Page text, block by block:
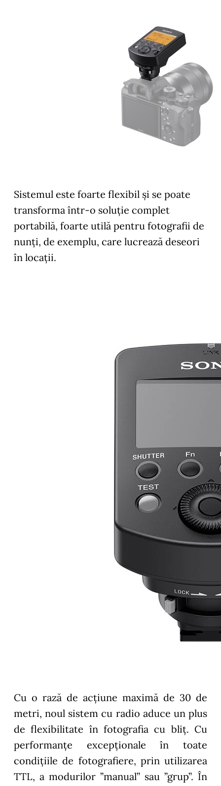
Sistemul este foarte flexibil și se poate
transforma într-o soluție complet
portabilă, foarte utilă pentru fotografii de
nunți, de exemplu, care lucrează deseori
în locații.
Cu o rază de acțiune maximă de 30 de
metri, noul sistem cu radio aduce un plus
de flexibilitate în fotografia cu bliț. Cu
performanțe excepționale în toate
condițiile de fotografiere, prin utilizarea
TTL, a modurilor ”manual” sau ”grup”. În